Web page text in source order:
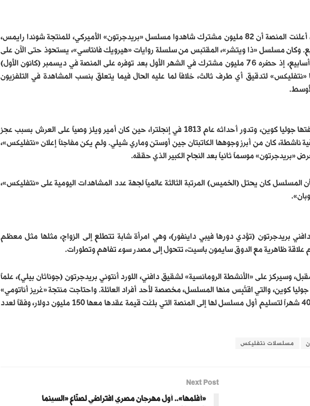
منذ بدء عرضه على «نتفليكس» قبل شهر، أعلنت المنصة أن 82 مليون مشترك شاهدوا مسلسل «بريدجرتون» الأميركي، للمنتجة شوندا رايمس،
وكان مسلسل «ذا ويتشر»، المقتبس من سلسلة روايات «هيرويك فانتاسي»، يستحوذ حتى الآن على
الرقم القياسي للمشاهدة على مدى أربعة أسابيع، إذ حضره 76 مليون مشترك في الشهر الأول بعد توفره على المنصة في ديسمبر (كانون الأول)
«نتفليكس» لتدقيق أي طرف ثالث، خلافاً لما عليه الحال فيما يتعلق بنسب المشاهدة في التلفزيون
والمسلسل مقتبس من روايات تاريخية ألفتها جوليا كوين، وتدور أحداثه عام 1813 في إنجلترا، حين كان أمير ويلز وصياً على العرش بسبب عجز
ناشطة، كان من أبرز وجوهها الكاتبتان جين أوستن وماري شيلي. ولم يكن مفاجئاً إعلان «نتفليكس»،
كان يحتل (الخميس) المرتبة الثالثة عالمياً لجهة عدد المشاهدات اليومية على «نتفليكس»،
بريدجرتون (تؤدي دورها فيبي داينفور)، وهي امرأة شابة تتطلع إلى الزواج، مثلها مثل معظم
علاقة ظاهرية مع الدوق سايمون باسيت، تتحول إلى مصدر سوء تفاهم وتطورات.
وسيركز على «الأنشطة الرومانسية» لشقيق دافني، اللورد أنتوني بريدجرتون (جوناثان بيلي)، علماً
كوين، والتي اقتُبِس منها المسلسل، مخصصة لأحد أفراد العائلة. واحتاجت منتجة «غريز أناتومي»
و«سكاندال» و«هاو تو غيتواي ويذ موردر» 40 شهراً لتسليم أول مسلسل لها إلى المنصة التي بلغت قيمة عقدها معها 150 مليون دولار، وفقاً لعدد
مسلسلات نتفليكس
Next Post
«أفلمها».. أول مهرجان مصري افتراضي لصنّاع «السينما